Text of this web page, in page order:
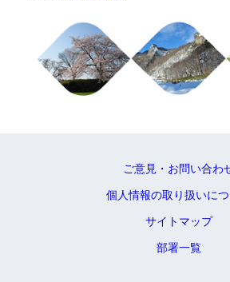
ご意見・お問い合わ
個人情報の取り扱いに
サイトマップ
部署一覧